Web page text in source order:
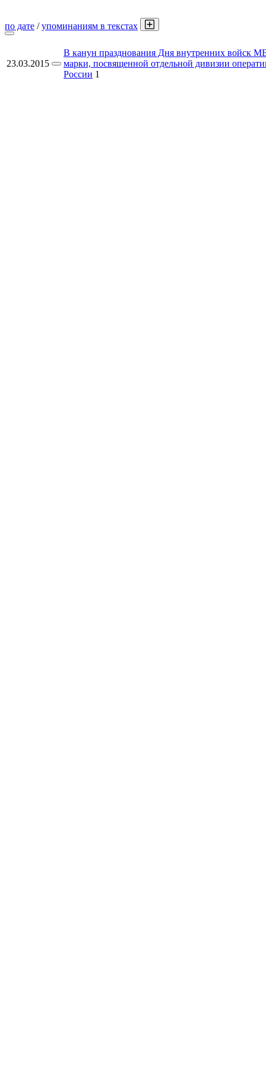
по дате /упоминаниям в текстах
23.03.2015
В канун празднования Дня внутренних войск
марки, посвященной отдельной дивизии
России 1